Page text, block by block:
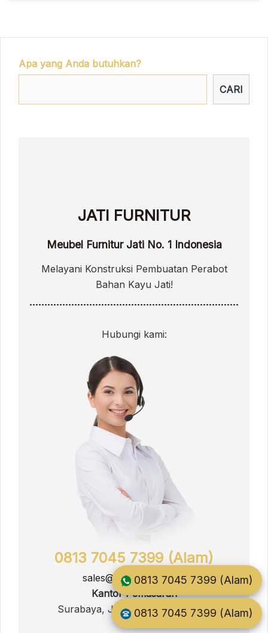
Apa yang Anda butuhkan?
CARI
JATI FURNITUR
Meubel Furnitur Jati No. 1 Indonesia
Melayani Konstruksi Pembuatan Perabot
Bahan Kayu Jati!
Hubungi kami:
0813 7045 7399 (Alam)
sales@jati.furnitur.co.id
Kantor Pemasaran
Surabaya, Jawa Timur, Indonesia
0813 7045 7399 (Alam)
0813 7045 7399 (Alam)